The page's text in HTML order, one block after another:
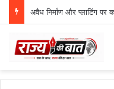
स्वतंत्रता दिवस समारोह की